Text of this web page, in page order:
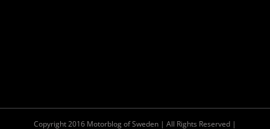
Copyright 2016 Motorblog of Sweden | All Rights Reserved |